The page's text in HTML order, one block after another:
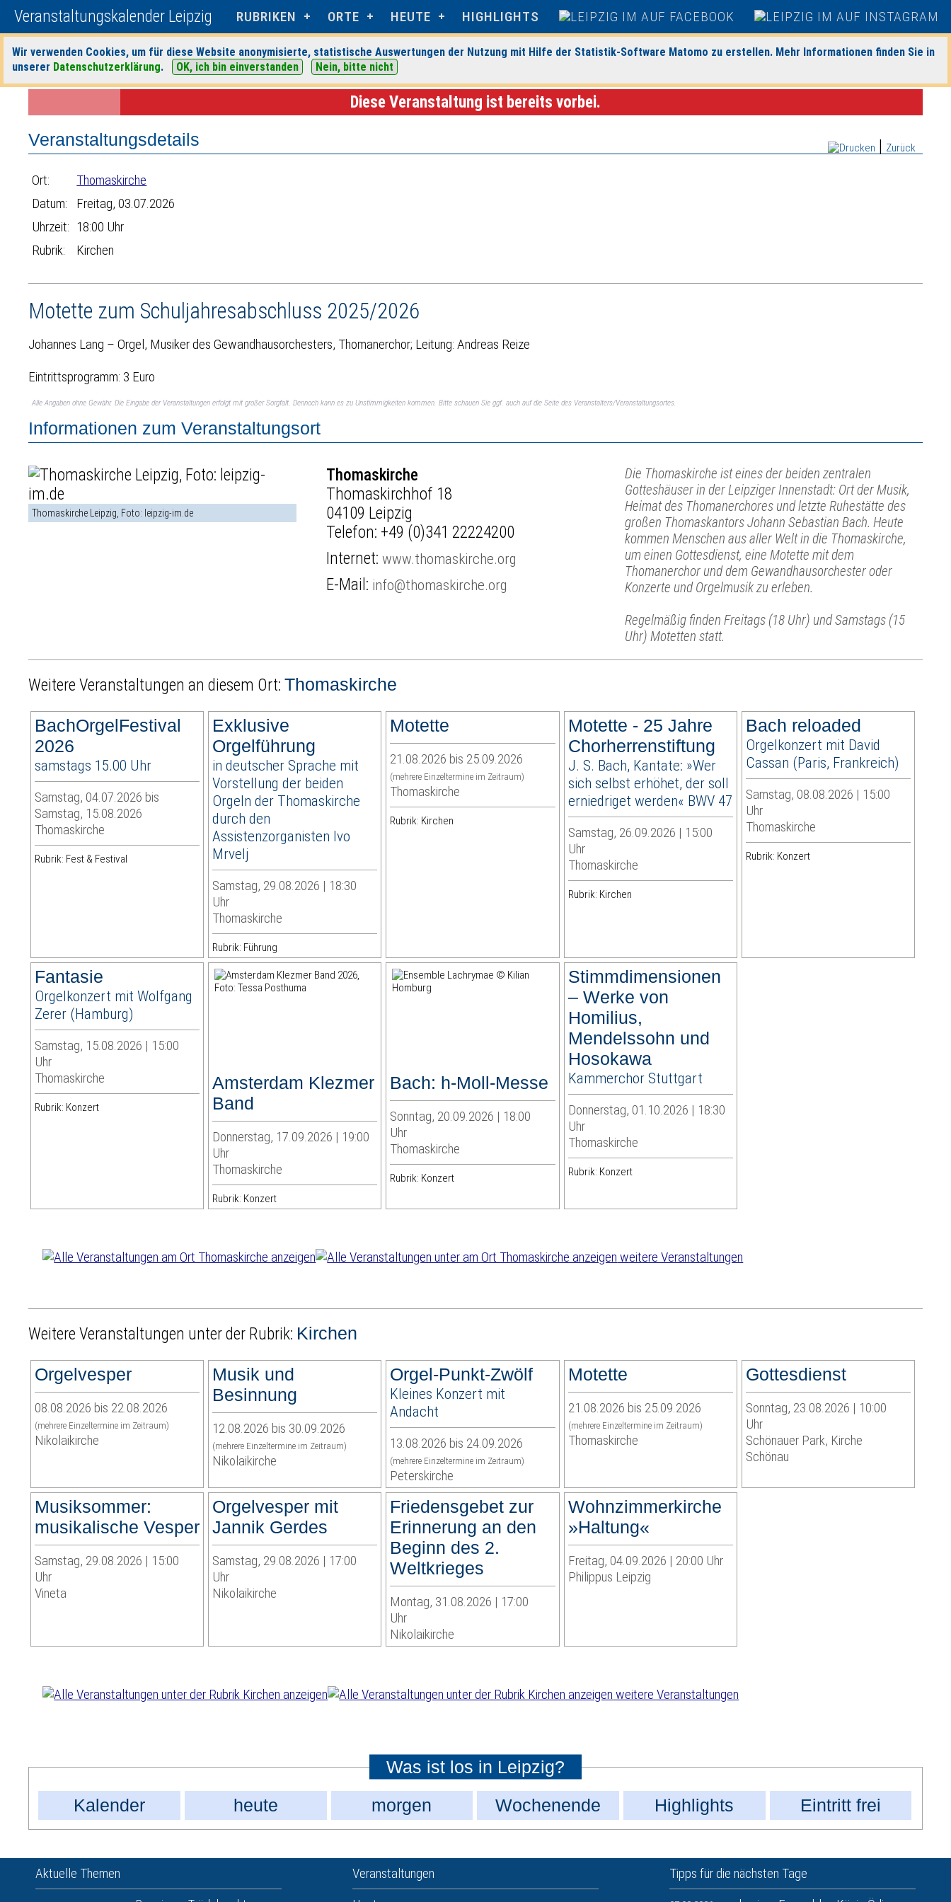
Veranstaltungskalender Leipzig RUBRIKEN ORTE HEUTE HIGHLIGHTS
Wir verwenden Cookies, um für diese Website anonymisierte, statistische Auswertungen der Nutzung mit Hilfe der Statistik-Software Matomo zu erstellen. Mehr Informationen finden Sie in
unserer Datenschutzerklärung. OK, ich bin einverstanden Nein, bitte nicht
Startseite>Veranstaltungen>Suche> Kirchen >Thomaskirche> Veranstaltungsdetails
Diese Veranstaltung ist bereits vorbei.
Zurück
Veranstaltungsdetails
Ort:
Thomaskirche
Datum:
Freitag, 03.07.2026
Uhrzeit: 18:00 Uhr
Rubrik:
Kirchen
Motette zum Schuljahresabschluss 2025/2026
Johannes Lang – Orgel, Musiker des Gewandhausorchesters, Thomanerchor; Leitung: Andreas Reize
Eintrittsprogramm: 3 Euro
Alle Angaben ohne Gewähr. Die Eingabe der Veranstaltungen erfolgt mit großer Sorgfalt. Dennoch kann es zu Unstimmigkeiten kommen. Bitte schauen Sie ggf. auch auf die Seite des Veranstalters/Veranstaltungsortes.
Informationen zum Veranstaltungsort
Thomaskirche Leipzig, Foto: leipzig-im.de
Thomaskirche
Thomaskirchhof 18
04109 Leipzig
Telefon: +49 (0)341 22224200
Internet:www.thomaskirche.org
E-Mail: info@thomaskirche.org
Die Thomaskirche ist eines der beiden zentralen
Gotteshäuser in der Leipziger Innenstadt: Ort der Musik,
Heimat des Thomanerchores und letzte Ruhestätte des
großen Thomaskantors Johann Sebastian Bach. Heute
kommen Menschen aus aller Welt in die Thomaskirche,
um einen Gottesdienst, eine Motette mit dem
Thomanerchor und dem Gewandhausorchester oder
Konzerte und Orgelmusik zu erleben.
Regelmäßig finden Freitags (18 Uhr) und Samstags (15
Uhr) Motetten statt.
Weitere Veranstaltungen an diesem Ort:Thomaskirche
BachOrgelFestival
2026
samstags 15.00 Uhr
Samstag, 04.07.2026 bis
Samstag, 15.08.2026
Thomaskirche
Rubrik: Fest & Festival
Exklusive
Orgelführung
in deutscher Sprache mit
Vorstellung der beiden
Orgeln der Thomaskirche
durch den
Assistenzorganisten Ivo
Mrvelj
Samstag, 29.08.2026 | 18:30
Uhr
Thomaskirche
Rubrik: Führung
Motette
21.08.2026 bis 25.09.2026
(mehrere Einzeltermine im Zeitraum)
Thomaskirche
Rubrik: Kirchen
Motette - 25 Jahre
Chorherrenstiftung
J. S. Bach, Kantate: »Wer
sich selbst erhöhet, der soll
erniedriget werden« BWV 47
Samstag, 26.09.2026 | 15:00
Uhr
Thomaskirche
Rubrik: Kirchen
Bach reloaded
Orgelkonzert mit David
Cassan (Paris, Frankreich)
Samstag, 08.08.2026 | 15:00
Uhr
Thomaskirche
Rubrik: Konzert
Fantasie
Orgelkonzert mit Wolfgang
Zerer (Hamburg)
Samstag, 15.08.2026 | 15:00
Uhr
Thomaskirche
Rubrik: Konzert
Amsterdam Klezmer
Band
Donnerstag, 17.09.2026 | 19:00
Uhr
Thomaskirche
Rubrik: Konzert
Bach: h-Moll-Messe
Sonntag, 20.09.2026 | 18:00
Uhr
Thomaskirche
Rubrik: Konzert
Stimmdimensionen
– Werke von
Homilius,
Mendelssohn und
Hosokawa
Kammerchor Stuttgart
Donnerstag, 01.10.2026 | 18:30
Uhr
Thomaskirche
Rubrik: Konzert
weitere Veranstaltungen
Weitere Veranstaltungen unter der Rubrik: Kirchen
Orgelvesper
08.08.2026 bis 22.08.2026
(mehrere Einzeltermine im Zeitraum)
Nikolaikirche
Musik und
Besinnung
12.08.2026 bis 30.09.2026
(mehrere Einzeltermine im Zeitraum)
Nikolaikirche
Orgel-Punkt-Zwölf
Kleines Konzert mit
Andacht
13.08.2026 bis 24.09.2026
(mehrere Einzeltermine im Zeitraum)
Peterskirche
Motette
21.08.2026 bis 25.09.2026
(mehrere Einzeltermine im Zeitraum)
Thomaskirche
Gottesdienst
Sonntag, 23.08.2026 | 10:00
Uhr
Schönauer Park, Kirche
Schönau
Musiksommer:
musikalische Vesper
Samstag, 29.08.2026 | 15:00
Uhr
Vineta
Orgelvesper mit
Jannik Gerdes
Samstag, 29.08.2026 | 17:00
Uhr
Nikolaikirche
Friedensgebet zur
Erinnerung an den
Beginn des 2.
Weltkrieges
Montag, 31.08.2026 | 17:00
Uhr
Nikolaikirche
Wohnzimmerkirche
»Haltung«
Freitag, 04.09.2026 | 20:00 Uhr
Philippus Leipzig
weitere Veranstaltungen
Was ist los in Leipzig?
Kalender
heute morgen Wochenende Highlights Eintritt frei
Aktuelle Themen
Veranstaltungen
Tipps für die nächsten Tage